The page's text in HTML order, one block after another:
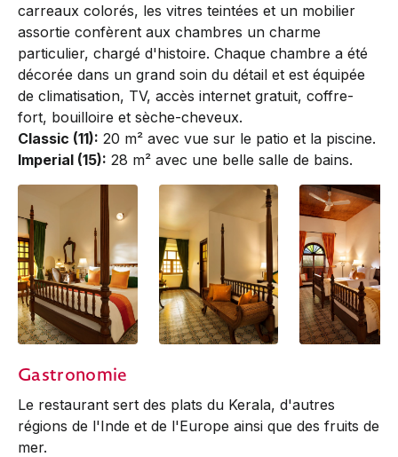
carreaux colorés, les vitres teintées et un mobilier
assortie confèrent aux chambres un charme
particulier, chargé d'histoire. Chaque chambre a été
décorée dans un grand soin du détail et est équipée
de climatisation, TV, accès internet gratuit, coffre-
fort, bouilloire et sèche-cheveux.
Classic (11): 20 m² avec vue sur le patio et la piscine.
Imperial (15): 28 m² avec une belle salle de bains.
Gastronomie
Le restaurant sert des plats du Kerala, d'autres
régions de l'Inde et de l'Europe ainsi que des fruits de
mer.